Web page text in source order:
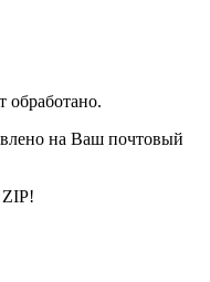
обработано.
на Ваш почтовый